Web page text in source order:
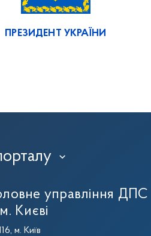
ПРЕЗИДЕНТ УКРАЇНИ
›
управління ДПС
Києві
м. Київ